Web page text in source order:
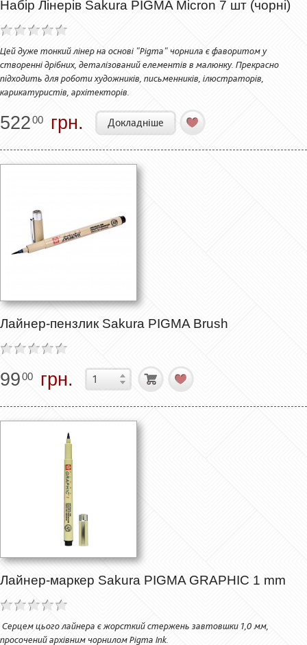
Набір Лінерів Sakura PIGMA Micron 7 шт (чорні)
Цей дуже тонкий лінер на основі "Pigma" чорнила є фаворитом у
створенні дрібних, деталізований елементів в малюнку. Прекрасно
підходить для роботи художників, письменників, ілюстраторів,
карикатуристів, архітекторів.
52200 грн. Докладніше
Лайнер-пензлик Sakura PIGMA Brush
9900 грн.
Лайнер-маркер Sakura PIGMA GRAPHIC 1 mm
Серцем цього лайнера є жорсткий стержень завтовшки 1,0 мм,
просочений архівним чорнилом Pigma Ink.